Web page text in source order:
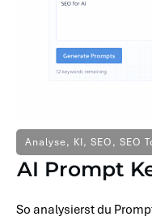
Analyse, KI, SEO, SEO
AI Prompt
So analysierst du